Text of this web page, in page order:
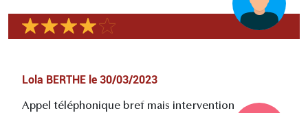
Lola BERTHE le 30/03/2023
Appel téléphonique bref mais intervention